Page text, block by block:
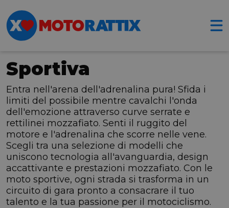
Sportiva
Entra nell'arena dell'adrenalina pura! Sfida i
limiti del possibile mentre cavalchi l'onda
dell'emozione attraverso curve serrate e
rettilinei mozzafiato. Senti il ruggito del
motore e l'adrenalina che scorre nelle vene.
Scegli tra una selezione di modelli che
uniscono tecnologia all'avanguardia, design
accattivante e prestazioni mozzafiato. Con le
moto sportive, ogni strada si trasforma in un
circuito di gara pronto a consacrare il tuo
talento e la tua passione per il motociclismo.